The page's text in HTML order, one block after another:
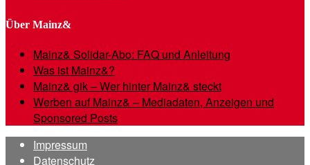
Über Mainz&
Mainz& Solidar-Abo: FAQ und Anleitung
Was ist Mainz&?
Mainz& gik – Wer hinter Mainz& steckt
Werben auf Mainz& – Mediadaten, Anzeigen und
Sponsored Posts
Impressum
Datenschutz